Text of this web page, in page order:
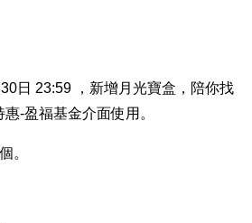
日 23:59 ，新增月光寶盒，陪你找
-盈福基金介面使用。
。